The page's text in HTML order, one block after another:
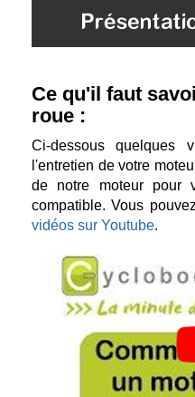
Ce qu'il faut
roue :
Ci-dessous quelques
l'entretien de votre
de notre moteur pour
compatible. Vous
vidéos sur Youtube.